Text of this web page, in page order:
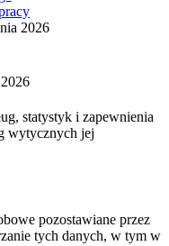
2026
statystyk i zapewnienia
wytycznych jej
pozostawiane przez
tych danych, w tym w